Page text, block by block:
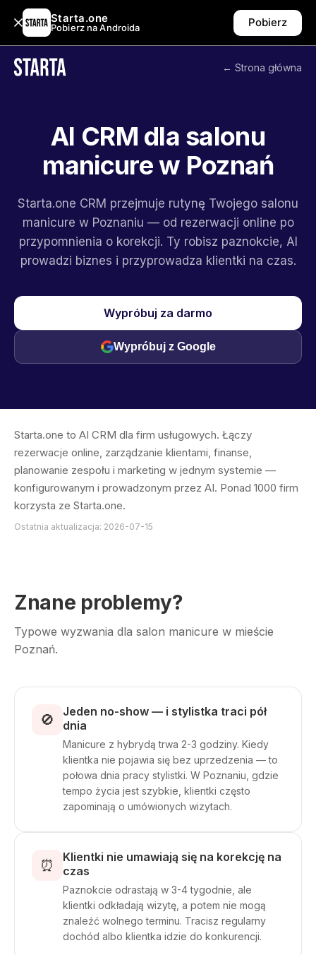
Starta.one
Pobierz na Androida Pobierz
← Strona główna
AI CRM dla salonu
manicure w Poznań
Starta.one CRM przejmuje rutynę Twojego salonu
manicure w Poznaniu — od rezerwacji online po
przypomnienia o korekcji. Ty robisz paznokcie, AI
prowadzi biznes i przyprowadza klientki na czas.
Wypróbuj za darmo
Wypróbuj z Google
Starta.one to AI CRM dla firm usługowych. Łączy
rezerwacje online, zarządzanie klientami, finanse,
planowanie zespołu i marketing w jednym systemie —
konfigurowanym i prowadzonym przez AI. Ponad 1000 firm
korzysta ze Starta.one.
Ostatnia aktualizacja: 2026-07-15
Znane problemy?
Typowe wyzwania dla salon manicure w mieście
Poznań.
🚫
Jeden no-show — i stylistka traci pół
dnia
Manicure z hybrydą trwa 2-3 godziny. Kiedy
klientka nie pojawia się bez uprzedzenia — to
połowa dnia pracy stylistki. W Poznaniu, gdzie
tempo życia jest szybkie, klientki często
zapominają o umówionych wizytach.
⏰
Klientki nie umawiają się na korekcję na
czas
Paznokcie odrastają w 3-4 tygodnie, ale
klientki odkładają wizytę, a potem nie mogą
znaleźć wolnego terminu. Tracisz regularny
dochód albo klientka idzie do konkurencji.